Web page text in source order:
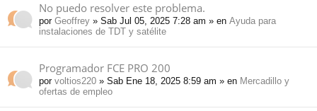
No puedo resolver este problema.
por Geoffrey » Sab Jul 05, 2025 7:28 am » en Ayuda para
instalaciones de TDT y satélite
Programador FCE PRO 200
por voltios220 » Sab Ene 18, 2025 8:59 am » en Mercadillo y
ofertas de empleo